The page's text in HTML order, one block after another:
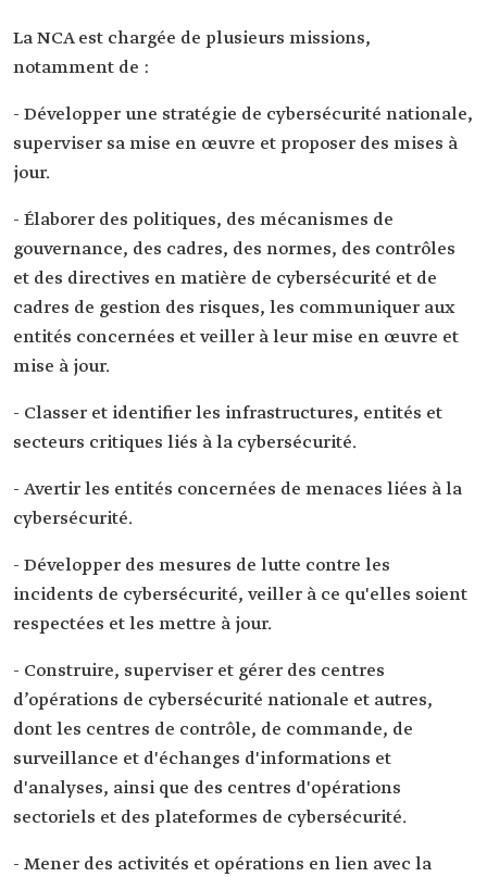
La NCA est chargée de plusieurs missions,
notamment de :
- Développer une stratégie de cybersécurité nationale,
superviser sa mise en œuvre et proposer des mises à
jour.
- Élaborer des politiques, des mécanismes de
gouvernance, des cadres, des normes, des contrôles
et des directives en matière de cybersécurité et de
cadres de gestion des risques, les communiquer aux
entités concernées et veiller à leur mise en œuvre et
mise à jour.
- Classer et identifier les infrastructures, entités et
secteurs critiques liés à la cybersécurité.
- Avertir les entités concernées de menaces liées à la
cybersécurité.
- Développer des mesures de lutte contre les
incidents de cybersécurité, veiller à ce qu'elles soient
respectées et les mettre à jour.
- Construire, superviser et gérer des centres
d’opérations de cybersécurité nationale et autres,
dont les centres de contrôle, de commande, de
surveillance et d'échanges d'informations et
d'analyses, ainsi que des centres d'opérations
sectoriels et des plateformes de cybersécurité.
- Mener des activités et opérations en lien avec la